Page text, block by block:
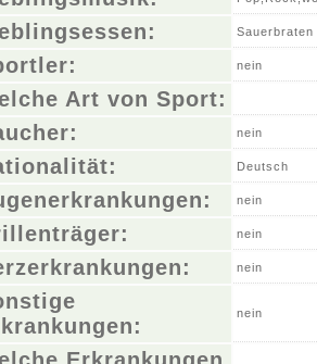
Sauerbraten
nein
Art von Sport:
nein
Deutsch
nein
nein
nein
nein